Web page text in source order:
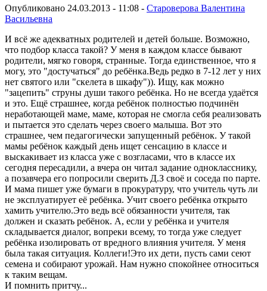
Опубликовано 24.03.2013 - 11:08 - Староверова Валентина
Васильевна
И всё же адекватных родителей и детей больше. Возможно,
что подбор класса такой? У меня в каждом классе бывают
родители, мягко говоря, странные. Тогда единственное, что я
могу, это "достучаться" до ребёнка.Ведь редко в 7-12 лет у них
нет святого или "скелета в шкафу")). Ищу, как можно
"зацепить" струны души такого ребёнка. Но не всегда удаётся
и это. Ещё страшнее, когда ребёнок полностью подчинён
неработающей маме, маме, которая не смогла себя реализовать
и пытается это сделать через своего малыша. Вот это
страшнее, чем педагогически запущенный ребёнок. У такой
мамы ребёнок каждый день ищет сенсацию в классе и
выскакивает из класса уже с возгласами, что в классе их
сегодня пересадили, а вчера он читал задание однокласснику,
а позавчера его попросили сверить Д.З своё и соседа по парте.
И мама пишет уже бумаги в прокуратуру, что учитель чуть ли
не эксплуатирует её ребёнка. Учит своего ребёнка открыто
хамить учителю.Это ведь всё обязанности учителя, так
должен и сказать ребёнок. А, если у ребёнка и учителя
складывается диалог, вопреки всему, то тогда уже следует
ребёнка изолировать от вредного влияния учителя. У меня
была такая ситуация. Коллеги!Это их дети, пусть сами сеют
семена и собирают урожай. Нам нужно спокойнее относиться
к таким вещам.
И помнить притчу...